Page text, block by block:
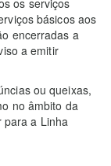
os serviços
básicos aos
encerradas a
a emitir
ou queixas,
no âmbito da
para a Linha